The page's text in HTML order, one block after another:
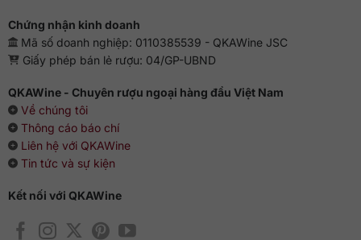
Chứng nhận kinh doanh
Mã số doanh nghiệp: 0110385539 - QKAWine JSC
Giấy phép bán lẻ rượu: 04/GP-UBND
QKAWine - Chuyên rượu ngoại hàng đầu Việt Nam
Về chúng tôi
Thông cáo báo chí
Liên hệ với QKAWine
Tin tức và sự kiện
Kết nối với QKAWine